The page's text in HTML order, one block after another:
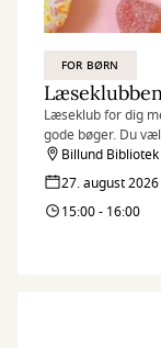
FOR BØRN
Læseklub for dig
gode bøger. Du
bøger. Der er
Billund Bibliotek
27. august 2026
15:00 - 16:00